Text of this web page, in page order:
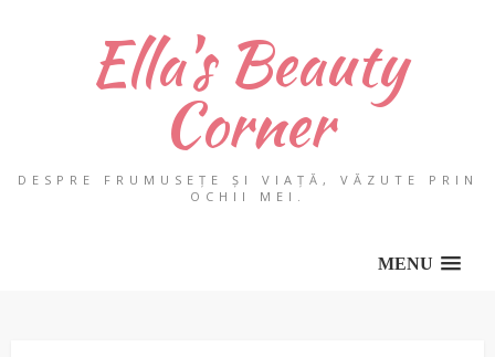
Ella's Beauty
Corner
DESPRE FRUMUSEȚE ȘI VIAȚĂ, VĂZUTE PRIN
OCHII MEI.
MENU